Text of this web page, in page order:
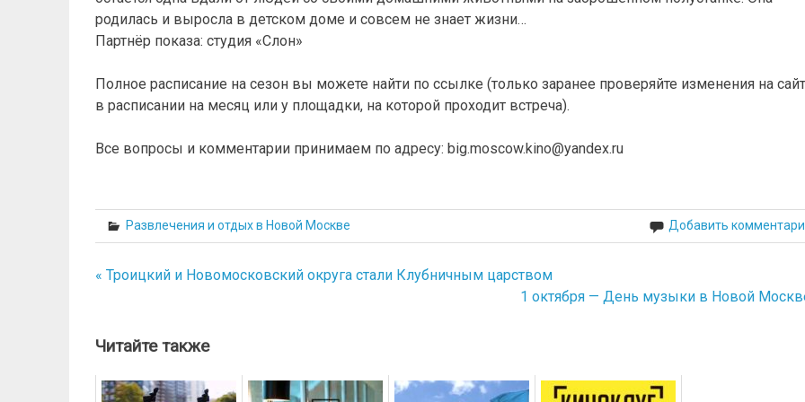
родилась и выросла в детском доме и совсем не знает жизни…
Партнёр показа: студия «Слон»
Полное расписание на сезон вы можете найти по ссылке (только заранее проверяйте изменения на
в расписании на месяц или у площадки, на которой проходит встреча).
Все вопросы и комментарии принимаем по адресу: big.moscow.kino@yandex.ru
Развлечения и отдых в Новой Москве Добавить
Навигация
записям
« Троицкий и Новомосковский округа стали Клубничным царством
1 октября — День музыки в Новой
Читайте также